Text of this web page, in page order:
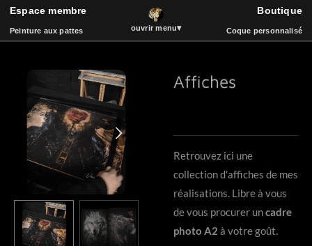
Espace membre
Peinture aux pattes ouvrir menu▾
Boutique
Coque personnalisé
Espace membre
Peinture aux pattes
Coque de téléphone
Événements
Livre d'or
Boutique
Bois et Sculpture
Musique
Passer
au
principal
ART
Affiches
Retrouvez ici une
collection d'affiches de mes
réalisations. Libre à vous
de vous procurer uncadre
photo A2 à votre goût.